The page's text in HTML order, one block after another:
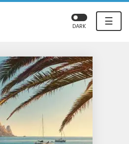
☰
DARK